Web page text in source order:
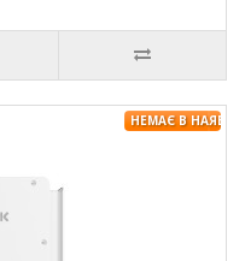
НЕМАЄ В